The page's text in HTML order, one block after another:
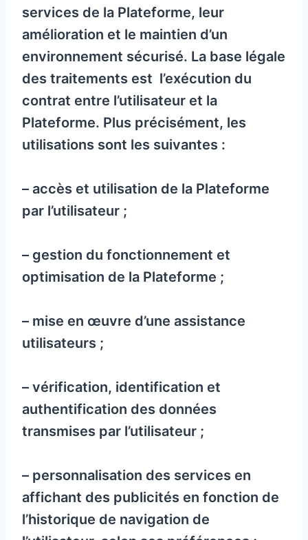
services de la Plateforme, leur
amélioration et le maintien d’un
environnement sécurisé. La base légale
des traitements est l’exécution du
contrat entre l’utilisateur et la
Plateforme. Plus précisément, les
utilisations sont les suivantes :
– accès et utilisation de la Plateforme
par l’utilisateur ;
– gestion du fonctionnement et
optimisation de la Plateforme ;
– mise en œuvre d’une assistance
utilisateurs ;
– vérification, identification et
authentification des données
transmises par l’utilisateur ;
– personnalisation des services en
affichant des publicités en fonction de
l’historique de navigation de